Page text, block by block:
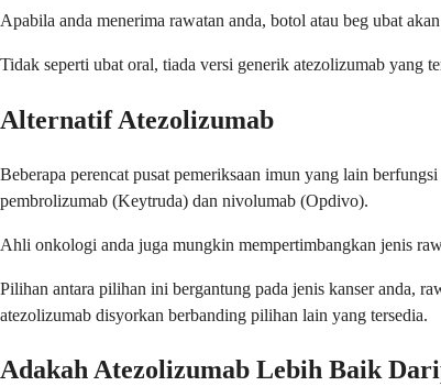
Apabila anda menerima rawatan anda, botol atau beg ubat
Tidak seperti ubat oral, tiada versi generik atezolizumab yang
Alternatif Atezolizumab
Beberapa perencat pusat pemeriksaan imun yang lain
pembrolizumab (Keytruda) dan nivolumab (Opdivo).
Ahli onkologi anda juga mungkin mempertimbangkan jenis
Pilihan antara pilihan ini bergantung pada jenis kanser anda,
atezolizumab disyorkan berbanding pilihan lain yang tersedia.
Adakah Atezolizumab Lebih Baik